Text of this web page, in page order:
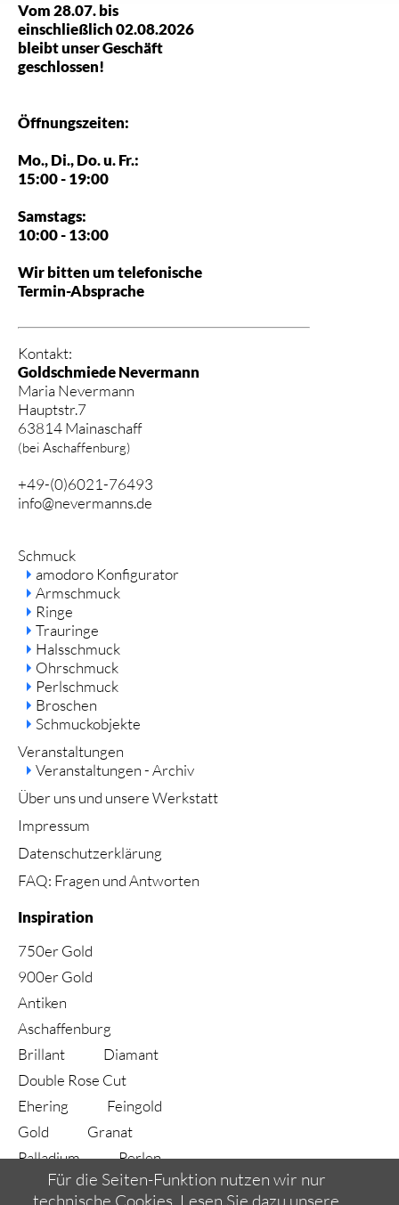
Vom 28.07. bis
einschließlich 02.08.2026
bleibt unser Geschäft
geschlossen!
Öffnungszeiten:
Mo., Di., Do. u. Fr.:
15:00 - 19:00
Samstags:
10:00 - 13:00
Wir bitten um telefonische
Termin-Absprache
Kontakt:
Goldschmiede Nevermann
Maria Nevermann
Hauptstr.7
63814 Mainaschaff
(bei Aschaffenburg)
+49-(0)6021-76493
info@nevermanns.de
Navigation
überspringen
Schmuck
amodoro Konfigurator
Armschmuck
Ringe
Trauringe
Halsschmuck
Ohrschmuck
Perlschmuck
Broschen
Schmuckobjekte
Veranstaltungen
Veranstaltungen - Archiv
Über uns und unsere Werkstatt
Impressum
Datenschutzerklärung
FAQ: Fragen und Antworten
Inspiration
750er Gold
900er Gold
Antiken
Aschaffenburg
Brillant
Diamant
Double Rose Cut
Ehering
Feingold
Gold
Granat
Palladium
Perlen
Rubin
Für die Seiten-Funktion nutzen wir nur